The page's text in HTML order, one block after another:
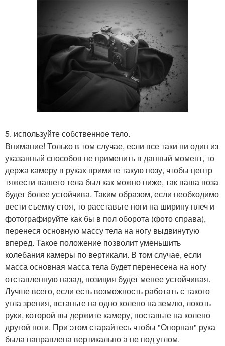
5. используйте собственное тело.
Внимание! Только в том случае, если все таки ни один из
указанный способов не применить в данный момент, то
держа камеру в руках примите такую позу, чтобы центр
тяжести вашего тела был как можно ниже, так ваша поза
будет более устойчива. Таким образом, если необходимо
вести съемку стоя, то расставьте ноги на ширину плеч и
фотографируйте как бы в пол оборота (фото справа),
перенеся основную массу тела на ногу выдвинутую
вперед. Такое положение позволит уменьшить
колебания камеры по вертикали. В том случае, если
масса основная масса тела будет перенесена на ногу
отставленную назад, позиция будет менее устойчивая.
Лучше всего, если есть возможность работать с такого
угла зрения, встаньте на одно колено на землю, локоть
руки, которой вы держите камеру, поставьте на колено
другой ноги. При этом старайтесь чтобы "Опорная" рука
была направлена вертикально а не под углом.